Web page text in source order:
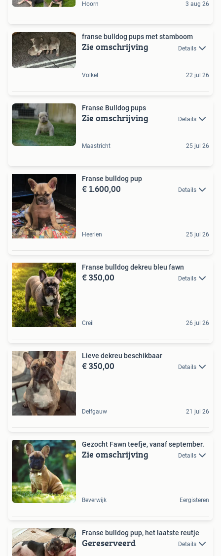
Hoorn 3 aug 26
franse bulldog pups met stamboom
Zie omschrijving Details
Volkel 22 jul 26
Franse Bulldog pups
Zie omschrijving Details
Maastricht 25 jul 26
Franse bulldog pup
€ 1.600,00 Details
Heerlen 25 jul 26
Franse bulldog dekreu bleu fawn
€ 350,00 Details
Creil 26 jul 26
Lieve dekreu beschikbaar
€ 350,00 Details
Delfgauw 21 jul 26
Gezocht Fawn teefje, vanaf september.
Zie omschrijving Details
Beverwijk Eergisteren
Franse bulldog pup, het laatste reutje
Gereserveerd Details